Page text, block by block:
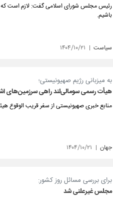
رئیس مجلس شورای اسلامی گفت: لازم است
باشیم.
سیاست ۱۴۰۴/۱۰/۲۱
به میزبانی رژیم صهیونیستی؛
هیأت رسمی سومالی‌لند راهی سرزمین‌های
منابع خبری صهیونیستی از سفر قریب الوقوع
جهان ۱۴۰۴/۱۰/۲۱
برای بررسی مسائل روز کشور:
مجلس غیرعلنی شد